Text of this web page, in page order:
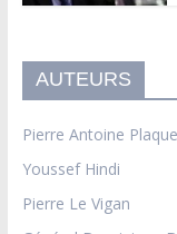
AUTEURS
Pierre Antoine
Youssef Hindi
Pierre Le Vigan